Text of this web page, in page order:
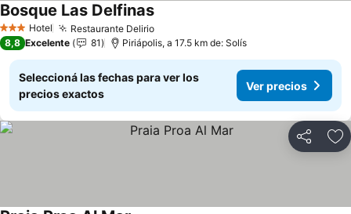
3 Estrellas
Hotel Restaurante Delirio
Bosque Las Delfinas
8,8 Excelente 81 Piriápolis, a 17.5 km de: Solís
Seleccioná las fechas para ver los
precios exactos
Ver precios
Compartir